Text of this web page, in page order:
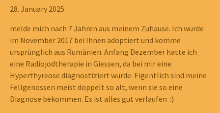
28. January 2025
melde mich nach 7 Jahren aus meinem Zuhause. Ich wurde
im November 2017 bei Ihnen adoptiert und komme
ursprünglich aus Rumänien. Anfang Dezember hatte ich
eine Radiojodtherapie in Giessen, da bei mir eine
Hyperthyreose diagnostiziert wurde. Eigentlich sind meine
Fellgenossen meist doppelt so alt, wenn sie so eine
Diagnose bekommen. Es ist alles gut verlaufen :)